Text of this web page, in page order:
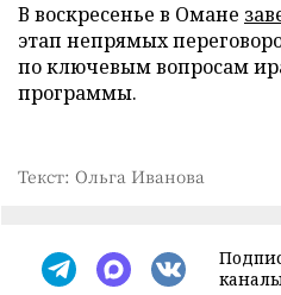
В воскресенье в Омане
этап непрямых
по ключевым вопросам
программы.
Текст: Ольга Иванова